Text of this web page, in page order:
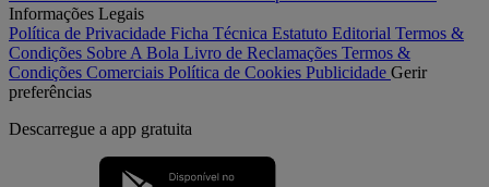
Informações Legais
Política de Privacidade Ficha Técnica Estatuto Editorial Termos &
Condições Sobre A Bola Livro de Reclamações Termos &
Condições Comerciais Política de Cookies Publicidade Gerir
preferências
Descarregue a app gratuita